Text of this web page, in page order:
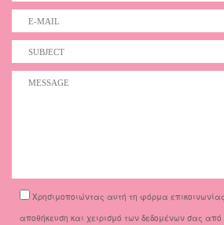
Χρησιμοποιώντας αυτή τη φόρμα
αποθήκευση και χειρισμό των δεδομένων σας από